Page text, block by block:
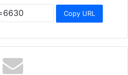
Copy URL